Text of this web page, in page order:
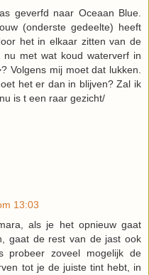
geverfd naar Oceaan Blue.
(onderste gedeelte) heeft
het in elkaar zitten van de
met wat koud waterverf in
Volgens mij moet dat lukken.
het er dan in blijven? Zal ik
is t een raar gezicht/
13:03
als je het opnieuw gaat
gaat de rest van de jast ook
probeer zoveel mogelijk de
tot je de juiste tint hebt, in